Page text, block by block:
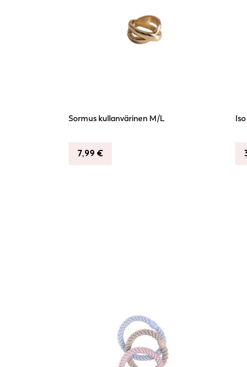
Sormus kullanvärinen M/L
7,99 €